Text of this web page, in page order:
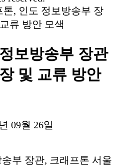
톤, 인도 정보방송부 장
류 방안 모색
보방송부 장관
및 교류 방안
09월 26일
부 장관, 크래프톤 서울